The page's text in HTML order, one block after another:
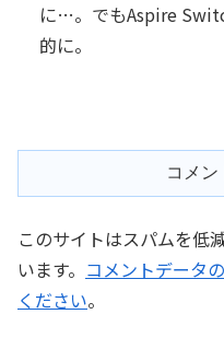
に…。でもAspire
的に。
コメン
このサイトはスパムを低
います。 コメントデータ
ください。